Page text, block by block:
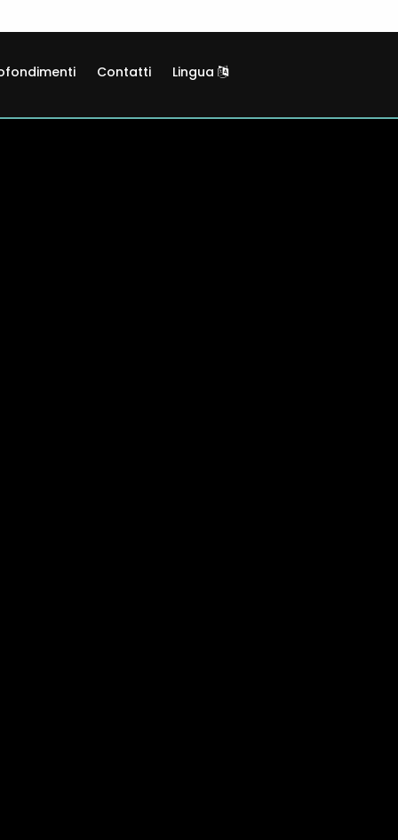
Contatti Lingua